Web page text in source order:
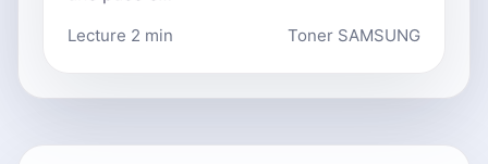
Lecture 2 min Toner SAMSUNG